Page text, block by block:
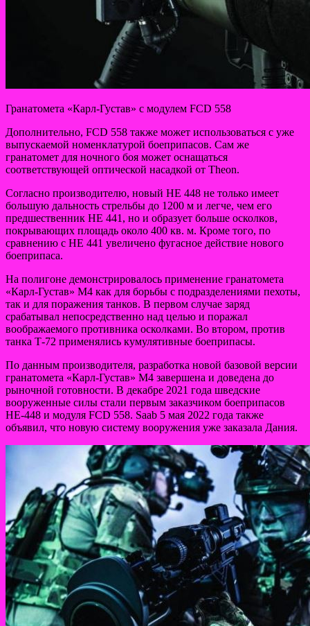
Гранатомета «Карл-Густав» с модулем FCD 558
Дополнительно, FCD 558 также может использоваться с уже
выпускаемой номенклатурой боеприпасов. Сам же
гранатомет для ночного боя может оснащаться
соответствующей оптической насадкой от Theon.
Согласно производителю, новый HE 448 не только имеет
большую дальность стрельбы до 1200 м и легче, чем его
предшественник HE 441, но и образует больше осколков,
покрывающих площадь около 400 кв. м. Кроме того, по
сравнению с HE 441 увеличено фугасное действие нового
боеприпаса.
На полигоне демонстрировалось применение гранатомета
«Карл-Густав» М4 как для борьбы с подразделениями пехоты,
так и для поражения танков. В первом случае заряд
срабатывал непосредственно над целью и поражал
воображаемого противника осколками. Во втором, против
танка Т-72 применялись кумулятивные боеприпасы.
По данным производителя, разработка новой базовой версии
гранатомета «Карл-Густав» M4 завершена и доведена до
рыночной готовности. В декабре 2021 года шведские
вооруженные силы стали первым заказчиком боеприпасов
HE-448 и модуля FCD 558. Saab 5 мая 2022 года также
объявил, что новую систему вооружения уже заказала Дания.